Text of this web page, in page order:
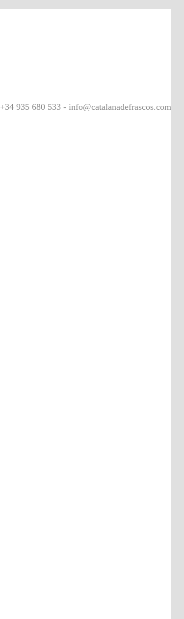
+34 935 680 533 - info@catalanadefrascos.com